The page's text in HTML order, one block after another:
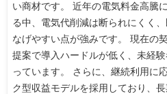
い商材です。 近年の電気料金高騰
る中、電気代削減は断られにくく
なげやすい点が強みです。 現在の
提案で導入ハードルが低く、未経
っています。 さらに、継続利用に
ク型収益モデルを採用しており、